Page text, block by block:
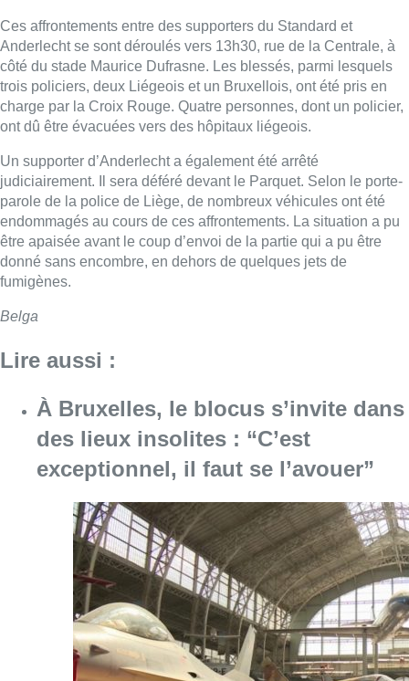
Ces affrontements entre des supporters du Standard et
Anderlecht se sont déroulés vers 13h30, rue de la Centrale, à
côté du stade Maurice Dufrasne. Les blessés, parmi lesquels
trois policiers, deux Liégeois et un Bruxellois, ont été pris en
charge par la Croix Rouge. Quatre personnes, dont un policier,
ont dû être évacuées vers des hôpitaux liégeois.
Un supporter d’Anderlecht a également été arrêté
judiciairement. Il sera déféré devant le Parquet. Selon le porte-
parole de la police de Liège, de nombreux véhicules ont été
endommagés au cours de ces affrontements. La situation a pu
être apaisée avant le coup d’envoi de la partie qui a pu être
donné sans encombre, en dehors de quelques jets de
fumigènes.
Belga
Lire aussi :
À Bruxelles, le blocus s’invite dans
des lieux insolites : “C’est
exceptionnel, il faut se l’avouer”